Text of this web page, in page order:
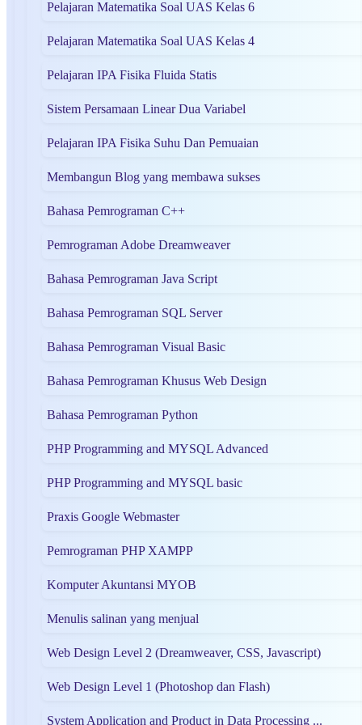
Pelajaran Matematika Soal UAS Kelas 6
Pelajaran Matematika Soal UAS Kelas 4
Pelajaran IPA Fisika Fluida Statis
Sistem Persamaan Linear Dua Variabel
Pelajaran IPA Fisika Suhu Dan Pemuaian
Membangun Blog yang membawa sukses
Bahasa Pemrograman C++
Pemrograman Adobe Dreamweaver
Bahasa Pemrograman Java Script
Bahasa Pemrograman SQL Server
Bahasa Pemrograman Visual Basic
Bahasa Pemrograman Khusus Web Design
Bahasa Pemrograman Python
PHP Programming and MYSQL Advanced
PHP Programming and MYSQL basic
Praxis Google Webmaster
Pemrograman PHP XAMPP
Komputer Akuntansi MYOB
Menulis salinan yang menjual
Web Design Level 2 (Dreamweaver, CSS, Javascript)
Web Design Level 1 (Photoshop dan Flash)
System Application and Product in Data Processing ...